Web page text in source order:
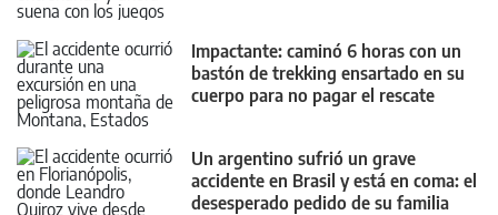
Impactante: caminó 6 horas con un
bastón de trekking ensartado en su
cuerpo para no pagar el rescate
Un argentino sufrió un grave
accidente en Brasil y está en coma: el
desesperado pedido de su familia